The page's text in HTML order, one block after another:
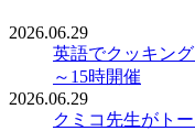
2026.06.29
英語でクッキン
～15時開催
2026.06.29
クミコ先生がト